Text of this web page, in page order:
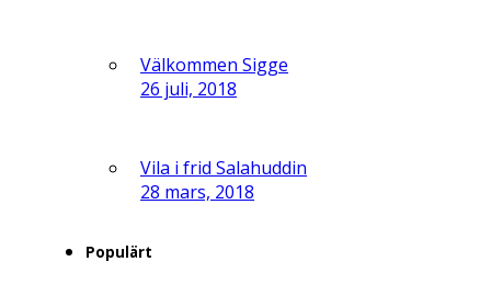
Välkommen Sigge
26 juli, 2018
Vila i frid Salahuddin
28 mars, 2018
Populärt